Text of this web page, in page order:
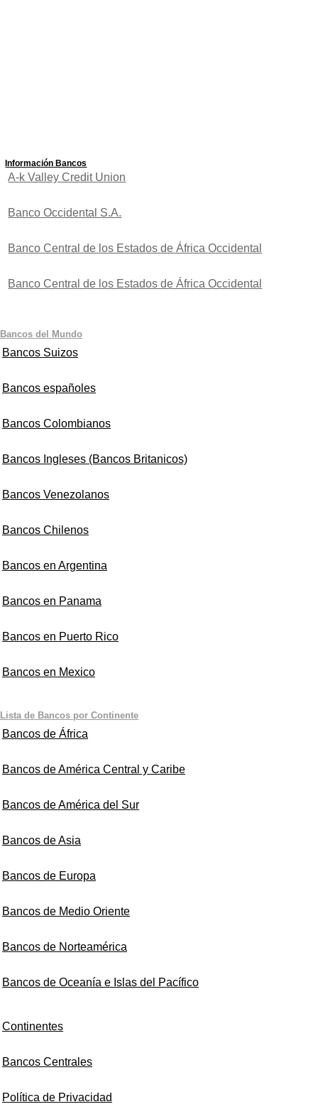
Información Bancos
A-k Valley Credit Union
Banco Occidental S.A.
Banco Central de los Estados de África Occidental
Banco Central de los Estados de África Occidental
Bancos del Mundo
Bancos Suizos
Bancos españoles
Bancos Colombianos
Bancos Ingleses (Bancos Britanicos)
Bancos Venezolanos
Bancos Chilenos
Bancos en Argentina
Bancos en Panama
Bancos en Puerto Rico
Bancos en Mexico
Lista de Bancos por Continente
Bancos de África
Bancos de América Central y Caribe
Bancos de América del Sur
Bancos de Asia
Bancos de Europa
Bancos de Medio Oriente
Bancos de Norteamérica
Bancos de Oceanía e Islas del Pacífico
Continentes
Bancos Centrales
Política de Privacidad